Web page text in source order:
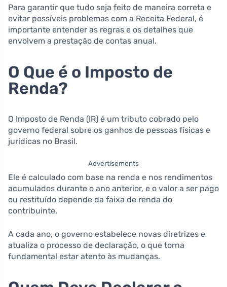
Para garantir que tudo seja feito de maneira correta e
evitar possíveis problemas com a Receita Federal, é
importante entender as regras e os detalhes que
envolvem a prestação de contas anual.
O Que é o Imposto de
Renda?
O Imposto de Renda (IR) é um tributo cobrado pelo
governo federal sobre os ganhos de pessoas físicas e
jurídicas no Brasil.
Advertisements
Ele é calculado com base na renda e nos rendimentos
acumulados durante o ano anterior, e o valor a ser pago
ou restituído depende da faixa de renda do
contribuinte.
A cada ano, o governo estabelece novas diretrizes e
atualiza o processo de declaração, o que torna
fundamental estar atento às mudanças.